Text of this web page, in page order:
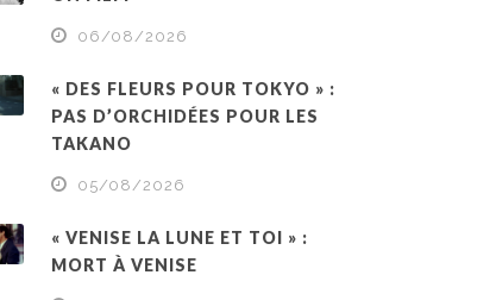
06/08/2026
« DES FLEURS POUR TOKYO » :
PAS D’ORCHIDÉES POUR LES
TAKANO
05/08/2026
« VENISE LA LUNE ET TOI » :
MORT À VENISE